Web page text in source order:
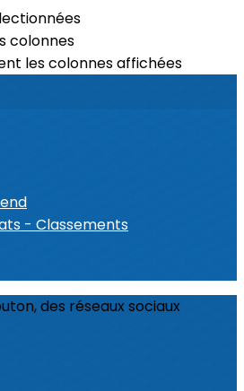
colonnes
les colonnes affichées
- Classements
des réseaux sociaux